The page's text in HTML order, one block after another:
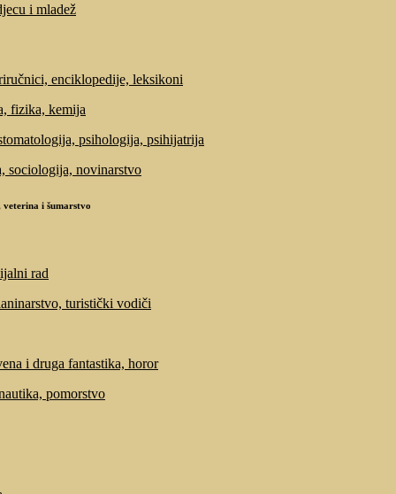
i mladež
enciklopedije, leksikoni
fizika, kemija
psihologija, psihijatrija
sociologija, novinarstvo
i šumarstvo
rad
turistički vodiči
i druga fantastika, horor
pomorstvo